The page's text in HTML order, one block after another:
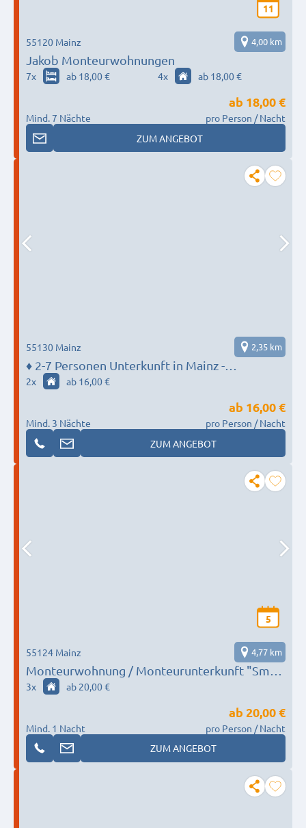
11
Jakob Monteurwohnungen
55120 Mainz 4,00 km
7x ab 18,00 € 4x ab 18,00 €
Mind. 7 Nächte
ab 18,00 €
pro Person / Nacht
ZUM ANGEBOT
♦️ 2-7 Personen Unterkunft in Mainz -
MONTEUR BASE
55130 Mainz 2,35 km
2x ab 16,00 €
Mind. 3 Nächte
ab 16,00 €
pro Person / Nacht
ZUM ANGEBOT
5
Monteurwohnung / Monteurunterkunft "Smart
Home Mainz"
55124 Mainz 4,77 km
3x ab 20,00 €
Mind. 1 Nacht
ab 20,00 €
pro Person / Nacht
ZUM ANGEBOT